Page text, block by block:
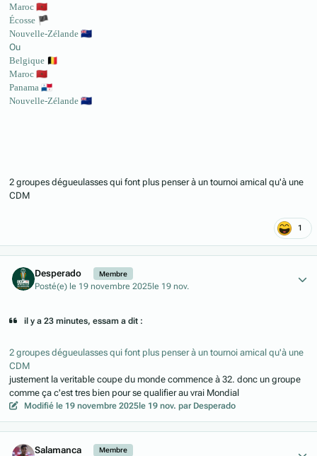
Maroc 🇲🇦
Écosse 🏴
Nouvelle-Zélande 🇳🇿
Ou
Belgique 🇧🇪
Maroc 🇲🇦
Panama 🇵🇦
Nouvelle-Zélande 🇳🇿
2 groupes dégueulasses qui font plus penser à un tournoi amical qu'à une
CDM
1
Desperado Membre
Posté(e) le 19 novembre 2025le 19 nov.
il y a 23 minutes, essam a dit :
2 groupes dégueulasses qui font plus penser à un tournoi amical qu'à une
CDM
justement la veritable coupe du monde commence à 32. donc un groupe
comme ça c'est tres bien pour se qualifier au vrai Mondial
Modifiéle 19 novembre 2025le 19 nov. par Desperado
Salamanca Membre